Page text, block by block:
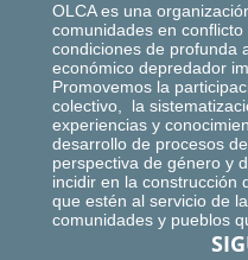
OLCA es una
comunidades en
condiciones de profunda
económico depredador
Promovemos la
colectivo, la
experiencias y
desarrollo de procesos
perspectiva de género y
incidir en la construcción
que estén al servicio de
comunidades y pueblos